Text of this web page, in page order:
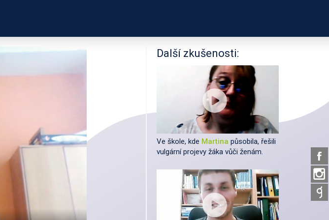
Další zkušenosti:
Ve škole, kde Martina působila, řešili
vulgární projevy žáka vůči ženám.